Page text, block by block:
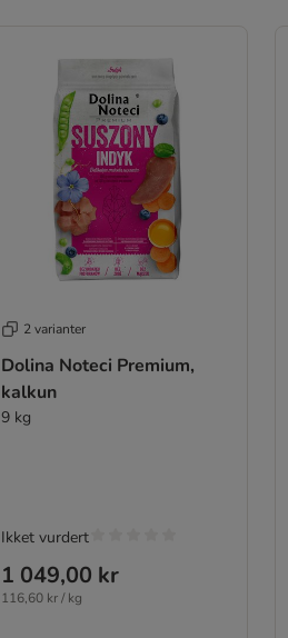
2 varianter
Dolina Noteci Premium,
kalkun
9 kg
1 049,00 kr
116,60 kr / kg
Ikket vurdert